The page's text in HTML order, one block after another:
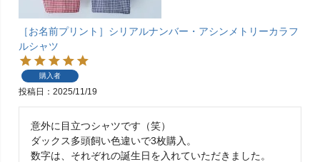
［お名前プリント］シリアルナンバー・アシンメトリーカラフ
ルシャツ
購入者
投稿日 2025/11/19
意外に目立つシャツです（笑）
ダックス多頭飼い色違いで3枚購入。
数字は、それぞれの誕生日を入れていただきました。